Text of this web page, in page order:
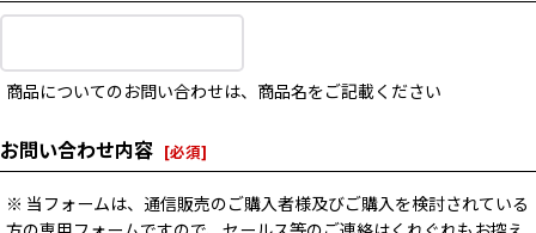
商品についてのお問い合わせは、商品名をご記載ください
お問い合わせ内容 [必須]
※ 当フォームは、通信販売のご購入者様及びご購入を検討されている